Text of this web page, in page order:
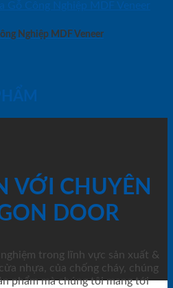
Nghiệp MDF Veneer
VỚI CHUYÊN
DOOR
trong lĩnh vực sản xuất &
nhựa, của chống cháy, chúng
phẩm mà chúng tôi mang tới